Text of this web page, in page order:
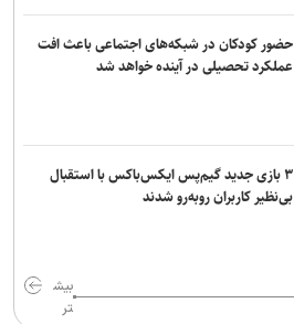
حضور کودکان در شبکه‌های اجتماعی باعث افت
عملکرد تحصیلی در آینده خواهد شد
۳ بازی جدید گیم‌پس ایکس‌باکس با استقبال
بی‌نظیر کاربران روبه‌رو شدند
بیش
تر